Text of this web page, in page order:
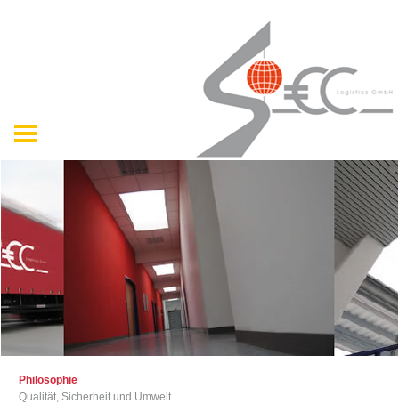
Philosophie
Qualität, Sicherheit und Umwelt